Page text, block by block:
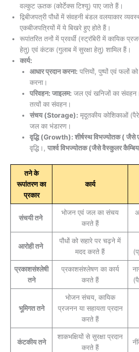
वल्कुट ऊतक (कोर्टेक्स टिश्यू) पाए जाते हैं।
द्विबीजपत्री पौधों में संवहनी बंडल वलयाकार
एकबीजपत्रियों में ये बिखरे हुए होते हैं।
रूपांतरित तनों में प्रवर्धी (स्ट्रॉबेरी में
हेतु) एवं कंटक (गुलाब में सुरक्षा हेतु) शामिल हैं।
कार्य:
आधार प्रदान करना: पत्तियों, पुष्पों एवं फलों
करना।
परिवहन: जाइलम: जल एवं खनिजों का
तत्वों का संवहन।
संचय (Storage): मृदूतकीय कोशिकाओं
जल का भंडारण।
वृद्धि (Growth): शीर्षस्थ विभज्योतक ( जैसे
वृद्धि।, पार्श्व विभज्योतक (जैसे वैस्कुलर
तने के
रूपांतरण का
प्रकार
कार्य
संचयी तने
भोजन एवं जल का संचय
करते हैं
आरोही तने
पौधों को सहारे पर चढ़ने में
मदद करते हैं
प्रकाशसंश्लेषी
तने
प्रकाशसंश्लेषण का कार्य
करते हैं
भूमिगत तने
भोजन संचय, कायिक
प्रजनन या सहायता प्रदान
करते हैं
कंटकीय तने
शाकभक्षियों से सुरक्षा प्रदान
करते हैं